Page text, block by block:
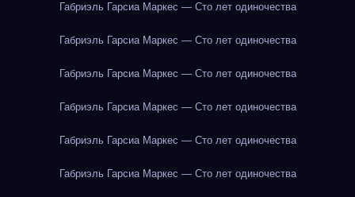
Габриэль Гарсиа Маркес — Сто лет одиночества
Габриэль Гарсиа Маркес — Сто лет одиночества
Габриэль Гарсиа Маркес — Сто лет одиночества
Габриэль Гарсиа Маркес — Сто лет одиночества
Габриэль Гарсиа Маркес — Сто лет одиночества
Габриэль Гарсиа Маркес — Сто лет одиночества